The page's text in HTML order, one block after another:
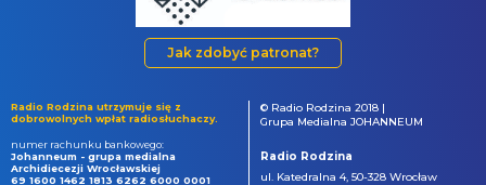
Jak zdobyć patronat?
Radio Rodzina utrzymuje się z
dobrowolnych wpłat radiosłuchaczy.
numer rachunku bankowego:
Johanneum - grupa medialna
Archidiecezji Wrocławskiej
69 1600 1462 1813 6262 6000 0001
© Radio Rodzina 2018 |
Grupa Medialna JOHANNEUM
Radio Rodzina
ul. Katedralna 4, 50-328 Wrocław